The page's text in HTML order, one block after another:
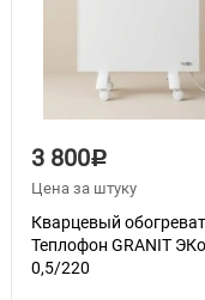
3 800Р
Цена за штуку
Кварцевый
Теплофон GRANIT
0,5/220